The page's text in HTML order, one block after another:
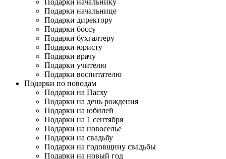
Подарки начальнику
Подарки начальнице
Подарки директору
Подарки боссу
Подарки бухгалтеру
Подарки юристу
Подарки врачу
Подарки учителю
Подарки воспитателю
Подарки по поводам
Подарки на Пасху
Подарки на день рождения
Подарки на юбилей
Подарки на 1 сентября
Подарки на новоселье
Подарки на свадьбу
Подарки на годовщину свадьбы
Подарки на новый год